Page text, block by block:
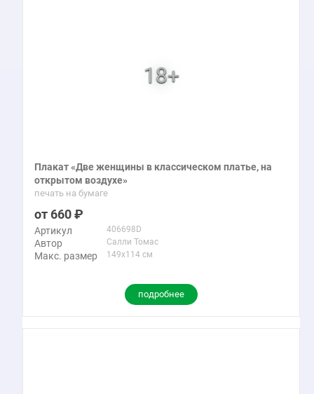
Плакат «Две женщины в классическом платье, на
открытом воздухе»
печать на бумаге
660
Артикул 406698D
Автор Салли Томас
Макс. размер 149x114 см
подробнее